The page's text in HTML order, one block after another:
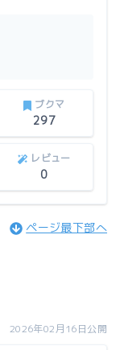
人が……。
ます。
ブクマ
297
レビュー
0
ページ最下部へ
2026年02月16日公開